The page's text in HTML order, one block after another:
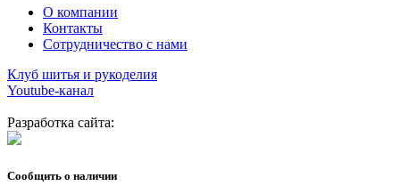
О компании
Контакты
Сотрудничество с нами
Клуб шитья и рукоделия
Youtube-канал
Разработка сайта:
Сообщить о наличии